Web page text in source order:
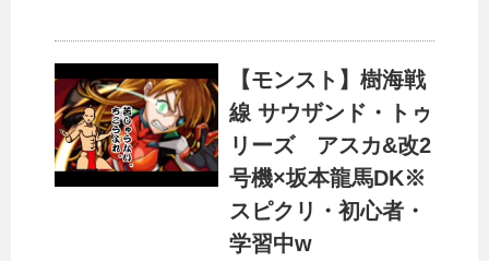
【モンスト】樹海戦
線 サウザンド・トゥ
リーズ アスカ&改2
号機×坂本龍馬DK※
スピクリ・初心者・
学習中w